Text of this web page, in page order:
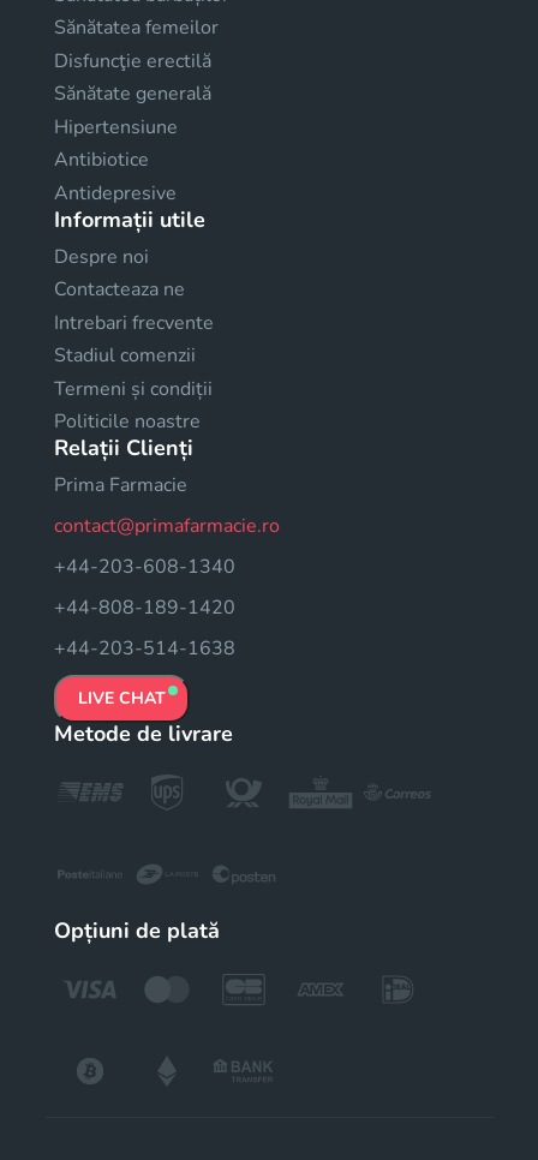
Sănătatea femeilor
Disfuncţie erectilă
Sănătate generală
Hipertensiune
Antibiotice
Antidepresive
Informații utile
Despre noi
Contacteaza ne
Intrebari frecvente
Stadiul comenzii
Termeni și condiții
Politicile noastre
Relații Clienți
Prima Farmacie
contact@primafarmacie.ro
+44-203-608-1340
+44-808-189-1420
+44-203-514-1638
LIVE CHAT
Metode de livrare
Opțiuni de plată